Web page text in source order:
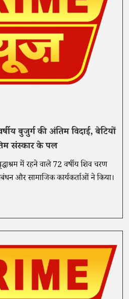
बुजुर्ग की अंतिम विदाई, बेटियों
संस्कार के पल
में रहने वाले 72 वर्षीय शिव चरण
और सामाजिक कार्यकर्ताओं ने किया।